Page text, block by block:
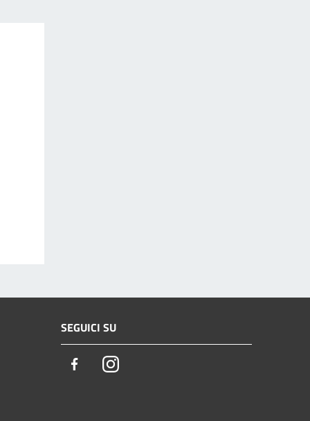
SEGUICI SU
FacebookInstagram